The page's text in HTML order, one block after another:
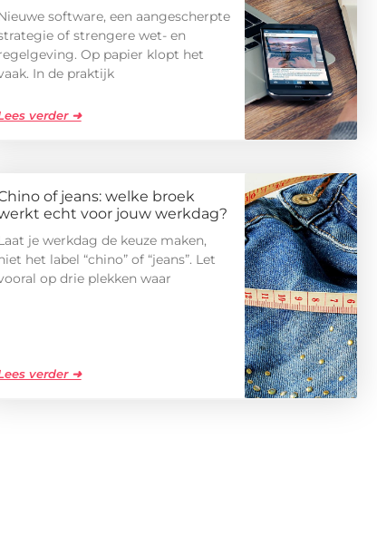
software, een aangescherpte
of strengere wet- en
Op papier klopt het
In de praktijk
verder ➜
of jeans: welke broek
echt voor jouw werkdag?
je werkdag de keuze maken,
het label “chino” of “jeans”. Let
op drie plekken waar
verder ➜